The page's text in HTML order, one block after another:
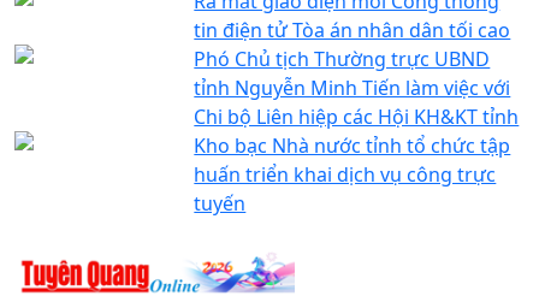
tin điện tử Tòa án nhân dân tối cao
Phó Chủ tịch Thường trực UBND
tỉnh Nguyễn Minh Tiến làm việc với
Chi bộ Liên hiệp các Hội KH&KT tỉnh
Kho bạc Nhà nước tỉnh tổ chức tập
huấn triển khai dịch vụ công trực
tuyến